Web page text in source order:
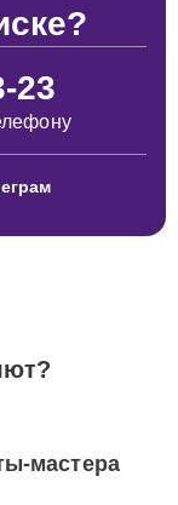
23
мастера